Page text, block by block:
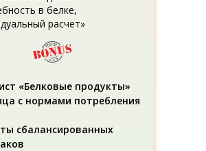
в белке,
расчет»
«Белковые продукты»
с нормами потребления
сбалансированных